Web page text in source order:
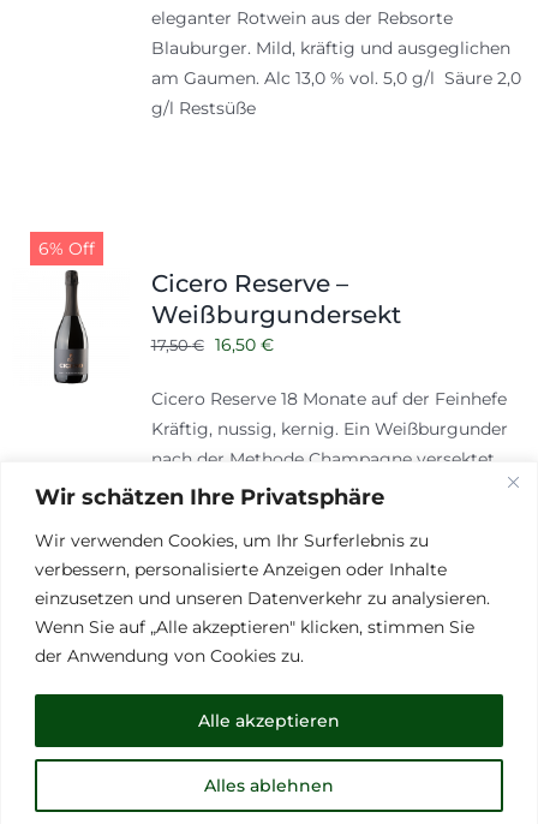
Wir schätzen Ihre Privatsphäre
Wir verwenden Cookies, um Ihr Surferlebnis zu
verbessern, personalisierte Anzeigen oder Inhalte
einzusetzen und unseren Datenverkehr zu analysieren.
Wenn Sie auf „Alle akzeptieren" klicken, stimmen Sie
der Anwendung von Cookies zu.
Alles ablehnen
Alle akzeptieren
eleganter Rotwein aus der Rebsorte
Blauburger. Mild, kräftig und ausgeglichen
am Gaumen. Alc 13,0 % vol. 5,0 g/l Säure 2,0
g/l Restsüße
6% Off
Cicero Reserve –
Weißburgundersekt
17,50€ Ursprünglicher
war:
17,50 €
16,50 €Aktueller
ist:
16,50 €.
Cicero Reserve 18 Monate auf der Feinhefe
Kräftig, nussig, kernig. Ein Weißburgunder
nach der Methode Champagne versektet.
Serviertemperatur: 6-8° C
Alc 13,0 % vol. 5,3 g/l Säure trocken
Welschriesling DAC
Vulkanland Steiermark 2025
Ursprünglicher
Preis
8,00€Aktueller
Preis